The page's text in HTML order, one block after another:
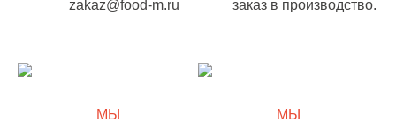
zakaz@food-m.ru
заказ в производство.
МЫ
МЫ